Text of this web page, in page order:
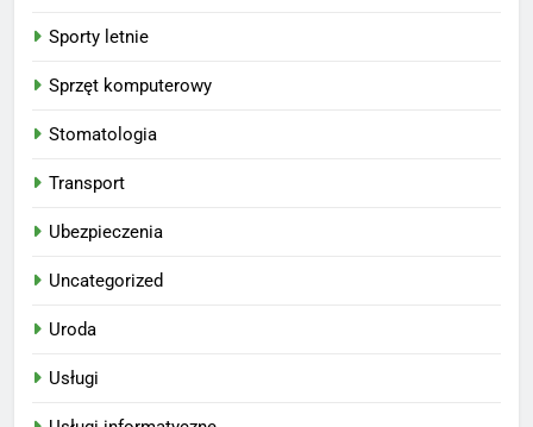
Sporty letnie
Sprzęt komputerowy
Stomatologia
Transport
Ubezpieczenia
Uncategorized
Uroda
Usługi